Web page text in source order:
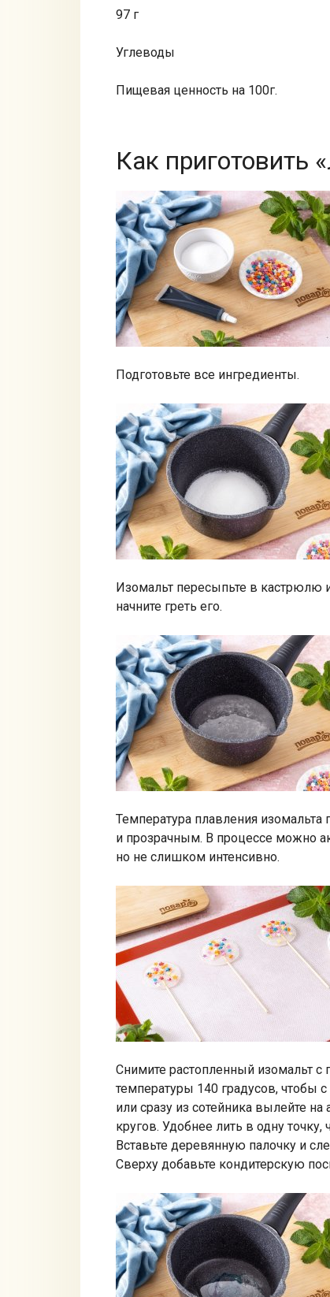
97 г
Углеводы
Пищевая ценность на 100г.
Как приготовить
Подготовьте все ингредиенты.
Изомальт пересыпьте в кастрюлю
начните греть его.
Температура плавления
и прозрачным. В процессе можно
но не слишком интенсивно.
Снимите растопленный изомальт с
температуры 140 градусов, чтобы
или сразу из сотейника вылейте
кругов. Удобнее лить в одну
Вставьте деревянную палочку и
Сверху добавьте кондитерскую